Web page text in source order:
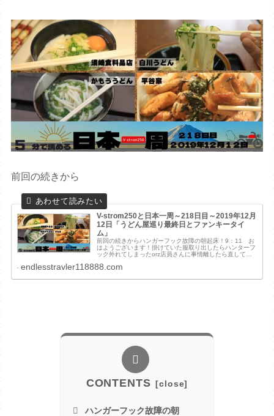
前回の続きから
V-strom250と日本一周～218日目～2019年12月
12日「うどん屋巡り最終日とファンキータイ
ム」
前回の続きからハンガーフック故障の朝起床！9：11 お
はようございます！掛けていた服取り出したらハンターフ
ック外れてしまったorz店員さんに事情離したら直してお
物を積載して出発！（１３時間...
endlesstravler118888.com
CONTENTS
ハンガーフック故障の朝